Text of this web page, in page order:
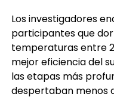
Los investigadores
participantes que
temperaturas entre
mejor eficiencia del
las etapas más
despertaban menos